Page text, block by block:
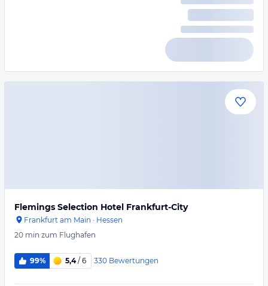
Flemings Selection Hotel Frankfurt-City
Frankfurt am Main · Hessen
20 min zum Flughafen
99% 5,4/ 6 330 Bewertungen